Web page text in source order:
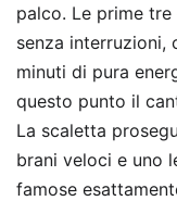
palco. Le prime
senza interruzioni,
minuti di pura
questo punto il
La scaletta
brani veloci e uno
famose